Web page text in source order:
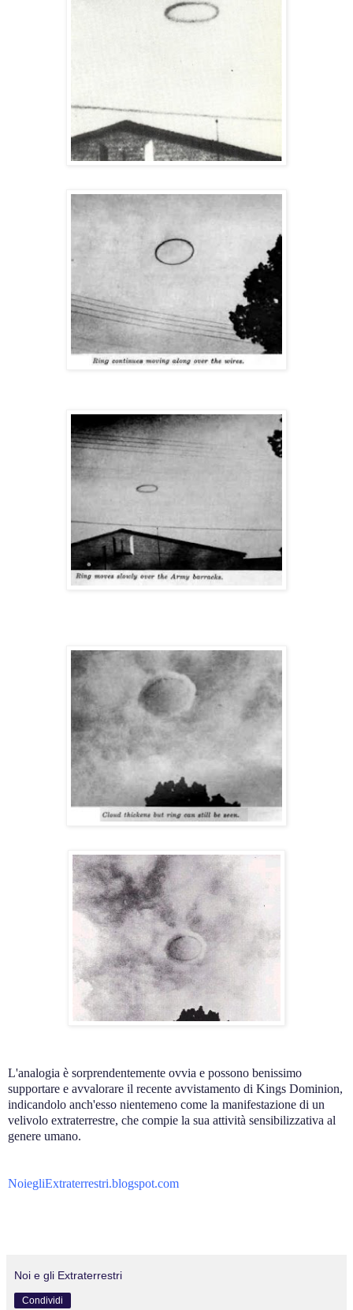
L'analogia è sorprendentemente ovvia e possono benissimo
supportare e avvalorare il recente avvistamento di Kings Dominion,
indicandolo anch'esso nientemeno come la manifestazione di un
velivolo extraterrestre, che compie la sua attività sensibilizzativa al
genere umano.
NoiegliExtraterrestri.blogspot.com
Noi e gli Extraterrestri
Condividi